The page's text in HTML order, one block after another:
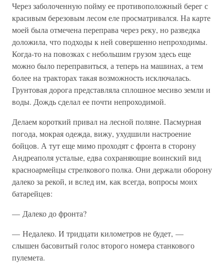
Через заболоченную пойму ее противоположный берег с
красивым березовым лесом еле просматривался. На карте
моей была отмечена переправа через реку, но разведка
доложила, что подходы к ней совершенно непроходимы.
Когда-то на повозках с небольшим грузом здесь еще
можно было переправиться, а теперь на машинах, а тем
более на тракторах такая возможность исключалась.
Грунтовая дорога представляла сплошное месиво земли и
воды. Дождь сделал ее почти непроходимой.
Делаем короткий привал на лесной поляне. Пасмурная
погода, мокрая одежда, вижу, ухудшили настроение
бойцов. А тут еще мимо проходят с фронта в сторону
Андреаполя усталые, едва сохраняющие воинский вид
красноармейцы стрелкового полка. Они держали оборону
далеко за рекой, и вслед им, как всегда, вопросы моих
батарейцев:
— Далеко до фронта?
— Недалеко. И тридцати километров не будет, —
слышен басовитый голос второго номера станкового
пулемета.